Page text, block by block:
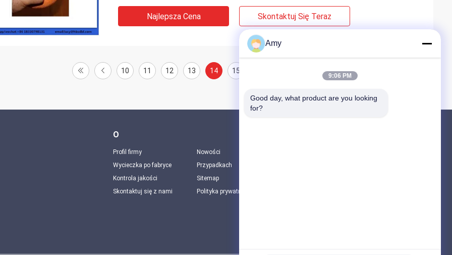
Najlepsza Cena Skontaktuj Się Teraz
10 11 12 13 14 15
O
Profil firmy
Wycieczka po fabryce
Kontrola jakości
Skontaktuj się z nami
Nowości
Przypadkach
Sitemap
Polityka prywatności
Amy
9:06 PM
Good day, what product are you looking
for?